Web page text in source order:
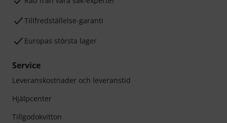
Tillfredställelse-garanti
Europas största lager
Service
Leveranskostnader och leveranstid
Hjälpcenter
Tillgodokvitton